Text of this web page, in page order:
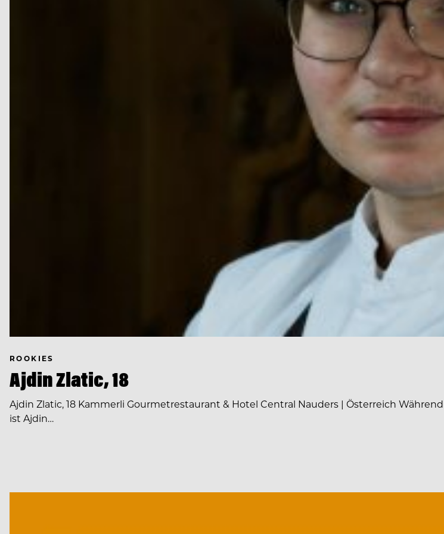
ROOKIES
Ajdin Zlatic, 18
Ajdin Zlatic, 18 Kammerli Gourmetrestaurant & Hotel Central Nauders | Österreich
ist Ajdin…